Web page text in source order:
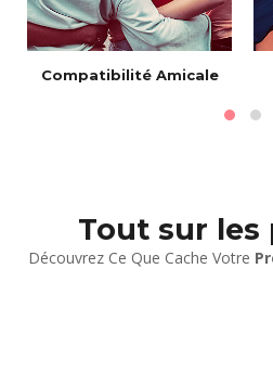
Compatibilité Amicale
Tout sur les
Découvrez Ce Que Cache Votre